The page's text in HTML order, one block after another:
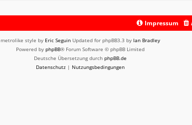
Impressum
metrolike style by Eric Seguin Updated for phpBB3.3 by Ian Bradley
Powered by phpBB® Forum Software © phpBB Limited
Deutsche Übersetzung durch phpBB.de
Datenschutz | Nutzungsbedingungen